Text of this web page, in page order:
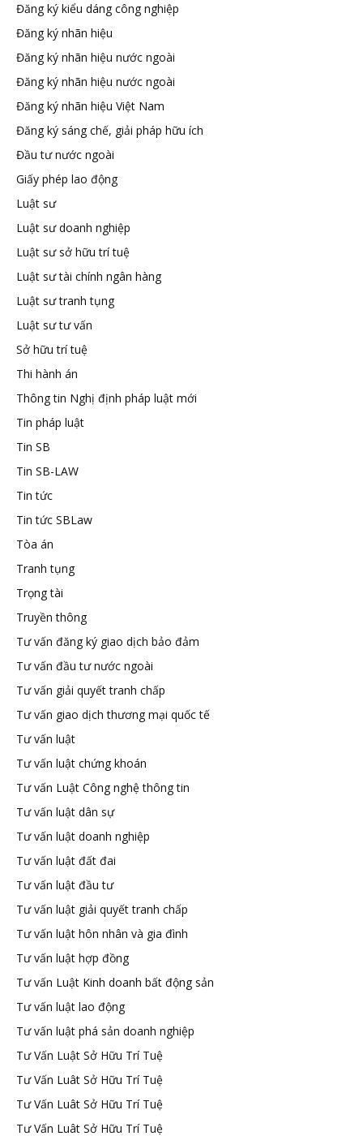
Đăng ký kiểu dáng công nghiệp
Đăng ký nhãn hiệu
Đăng ký nhãn hiệu nước ngoài
Đăng ký nhãn hiệu nước ngoài
Đăng ký nhãn hiệu Việt Nam
Đăng ký sáng chế, giải pháp hữu ích
Đầu tư nước ngoài
Giấy phép lao động
Luật sư
Luật sư doanh nghiệp
Luật sư sở hữu trí tuệ
Luật sư tài chính ngân hàng
Luật sư tranh tụng
Luật sư tư vấn
Sở hữu trí tuệ
Thi hành án
Thông tin Nghị định pháp luật mới
Tin pháp luật
Tin SB
Tin SB-LAW
Tin tức
Tin tức SBLaw
Tòa án
Tranh tụng
Trọng tài
Truyền thông
Tư vấn đăng ký giao dịch bảo đảm
Tư vấn đầu tư nước ngoài
Tư vấn giải quyết tranh chấp
Tư vấn giao dịch thương mại quốc tế
Tư vấn luật
Tư vấn luật chứng khoán
Tư vấn Luật Công nghệ thông tin
Tư vấn luật dân sự
Tư vấn luật doanh nghiệp
Tư vấn luật đất đai
Tư vấn luật đầu tư
Tư vấn luật giải quyết tranh chấp
Tư vấn luật hôn nhân và gia đình
Tư vấn luật hợp đồng
Tư vấn Luật Kinh doanh bất động sản
Tư vấn luật lao động
Tư vấn luật phá sản doanh nghiệp
Tư Vấn Luật Sở Hữu Trí Tuệ
Tư Vấn Luât Sở Hữu Trí Tuệ
Tư Vấn Luât Sở Hữu Trí Tuệ
Tư Vấn Luât Sở Hữu Trí Tuệ